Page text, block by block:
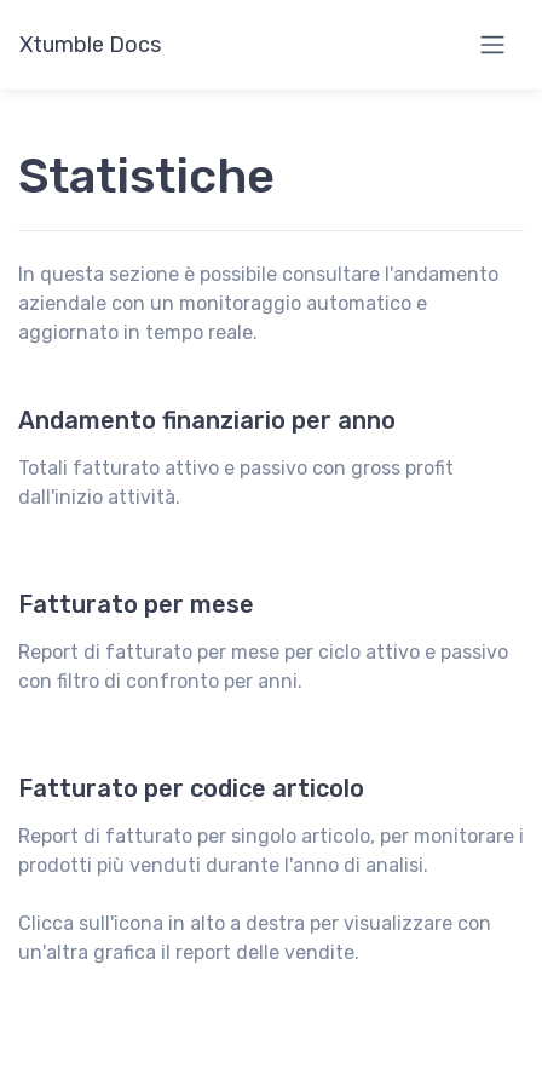
Xtumble Docs
Statistiche
In questa sezione è possibile consultare l'andamento
aziendale con un monitoraggio automatico e
aggiornato in tempo reale.
Andamento finanziario per anno
Totali fatturato attivo e passivo con gross profit
dall'inizio attività.
Fatturato per mese
Report di fatturato per mese per ciclo attivo e passivo
con filtro di confronto per anni.
Fatturato per codice articolo
Report di fatturato per singolo articolo, per monitorare i
prodotti più venduti durante l'anno di analisi.
Clicca sull'icona in alto a destra per visualizzare con
un'altra grafica il report delle vendite.